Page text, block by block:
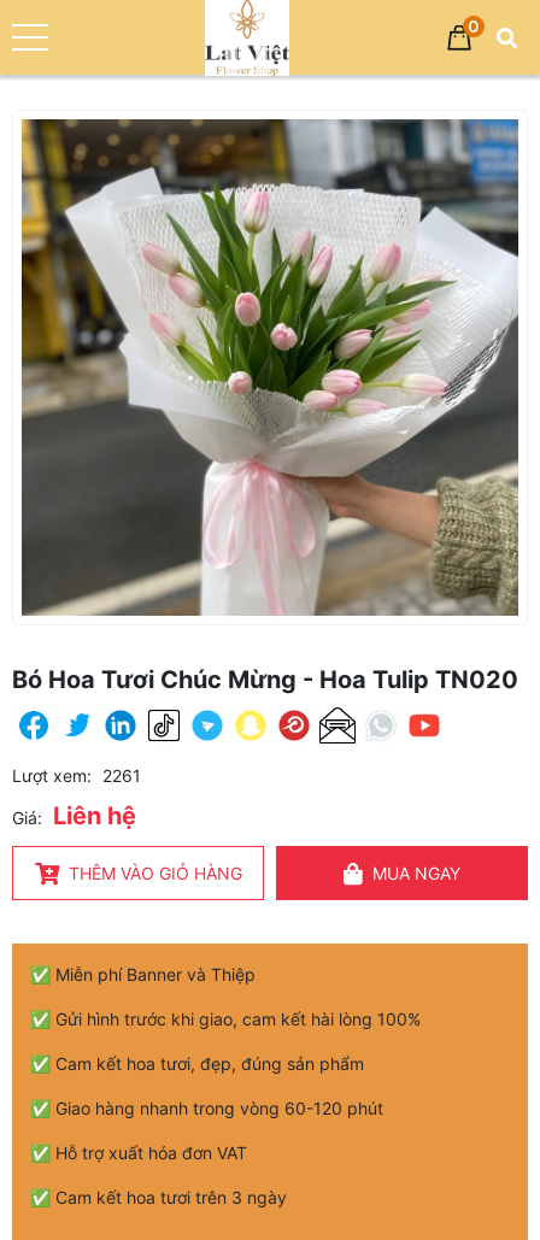
0
Trang chủ Bó Hoa
Bó Hoa Tươi Chúc Mừng - Hoa Tulip TN020
Bó Hoa Tươi Chúc Mừng - Hoa Tulip TN020
Lượt xem: 2261
Giá: Liên hệ
THÊM VÀO GIỎ HÀNG MUA NGAY
✅ Miễn phí Banner và Thiệp
✅ Gửi hình trước khi giao, cam kết hài lòng 100%
✅ Cam kết hoa tươi, đẹp, đúng sản phẩm
✅ Giao hàng nhanh trong vòng 60-120 phút
✅ Hỗ trợ xuất hóa đơn VAT
✅ Cam kết hoa tươi trên 3 ngày